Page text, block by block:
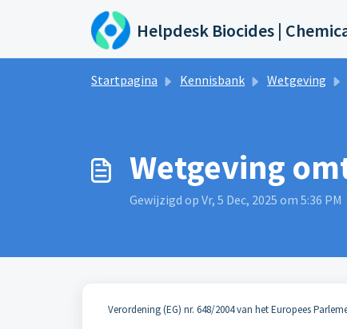
Doorgaan naar hoofdinhoud
Helpdesk Biocides |
Startpagina Kennisbank Wetgeving
Wetgeving
Gewijzigd op Vr, 5 Dec, 2025 om 5:36 PM
Verordening (EG) nr. 648/2004 van het Europees